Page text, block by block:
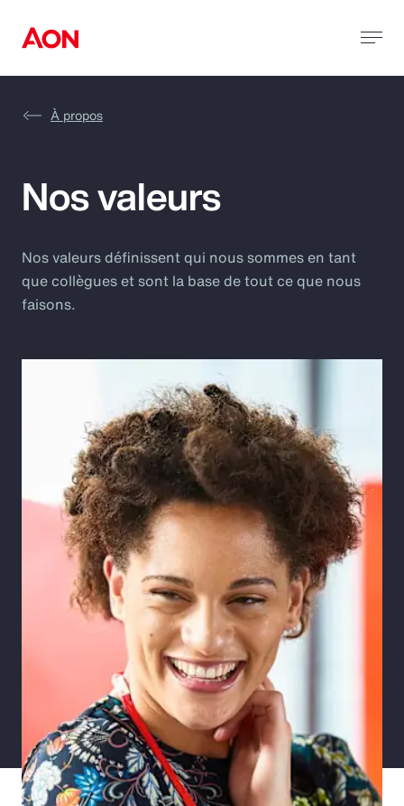
À propos
Nos valeurs
Nos valeurs définissent qui nous sommes en tant
que collègues et sont la base de tout ce que nous
faisons.